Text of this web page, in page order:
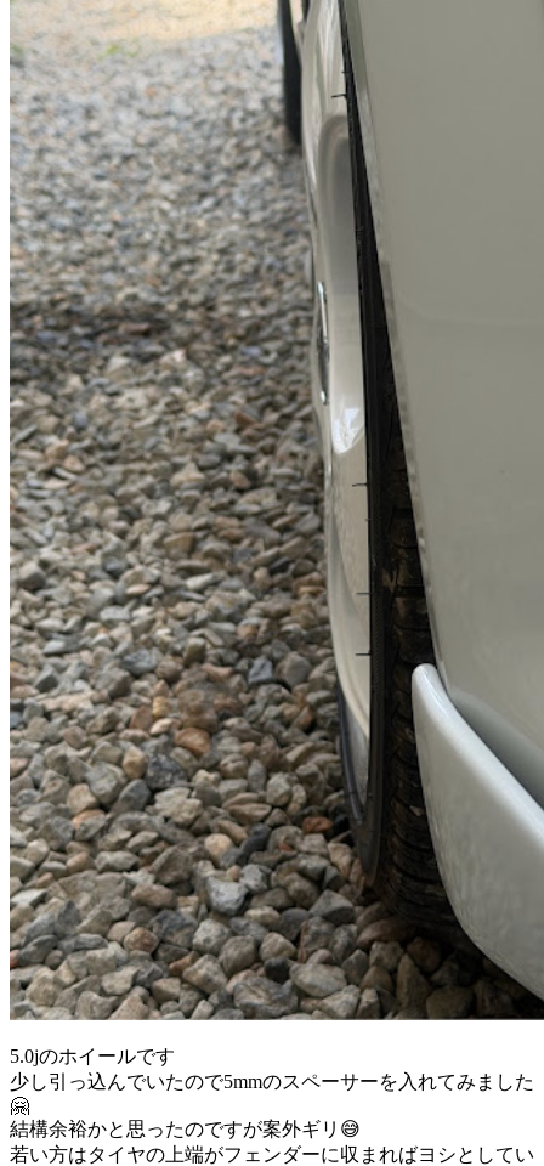
5.0jのホイールです
少し引っ込んでいたので5mmのスペーサーを入れてみました
🤗
結構余裕かと思ったのですが案外ギリ😅
若い方はタイヤの上端がフェンダーに収まればヨシとしてい